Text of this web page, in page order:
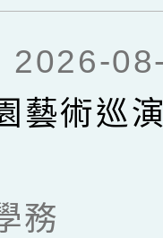
2026-
藝術巡
務